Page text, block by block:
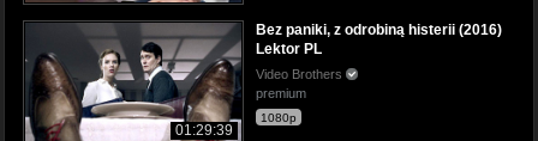
01:29:39
Bez paniki, z odrobiną histerii (2016)
Lektor PL
Video Brothers
premium
1080p